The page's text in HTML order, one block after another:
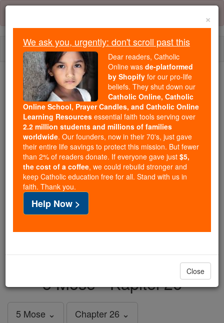
Skip
content
We ask you, urgently: don't scroll past this
Dear readers, Catholic Online
wasde-platformed by Shopify
for our pro-life beliefs. They
shut down ourCatholic
Online, Catholic Online School, Prayer Candles, and
Catholic Online Learning Resourcesessential faith
tools serving over2.2 million students and millions of
families worldwide. Our founders, now in their 70's,
just gave their entire life savings to protect this mission.
But fewer than 2% of readers donate. If everyone gave
just$5, the cost of a coffee, we could rebuild stronger
in faith. Thank you.DONATE TODAY >
5 Mose - Kapitel 26
5 Mose ⌄ Chapter 26 ⌄
×
We ask you, urgently: don't scroll past this
Dear readers, Catholic
Online was de-platformed
by Shopify for our pro-life
beliefs. They shut down our
Catholic Online, Catholic
Online School, Prayer Candles, and Catholic Online
Learning Resources essential faith tools serving over
2.2 million students and millions of families
worldwide. Our founders, now in their 70's, just gave
their entire life savings to protect this mission. But fewer
than 2% of readers donate. If everyone gave just $5,
the cost of a coffee, we could rebuild stronger and
keep Catholic education free for all. Stand with us in
faith. Thank you.
Help Now >
Close